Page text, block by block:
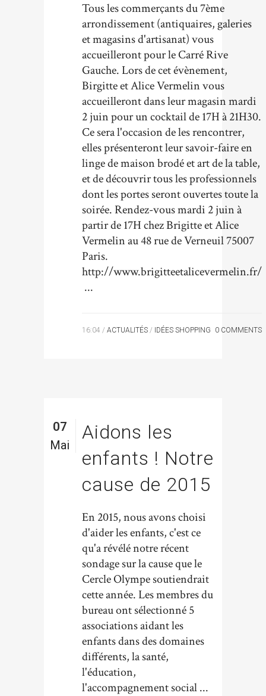
Tous les commerçants du 7ème
arrondissement (antiquaires, galeries
et magasins d'artisanat) vous
accueilleront pour le Carré Rive
Gauche. Lors de cet évènement,
Birgitte et Alice Vermelin vous
accueilleront dans leur magasin mardi
2 juin pour un cocktail de 17H à 21H30.
Ce sera l'occasion de les rencontrer,
elles présenteront leur savoir-faire en
linge de maison brodé et art de la table,
et de découvrir tous les professionnels
dont les portes seront ouvertes toute la
soirée. Rendez-vous mardi 2 juin à
partir de 17H chez Brigitte et Alice
Vermelin au 48 rue de Verneuil 75007
Paris.
http://www.brigitteetalicevermelin.fr/
...
16:04 / ACTUALITÉS / IDÉES SHOPPING 0 COMMENTS
07
Mai
Aidons les
enfants ! Notre
cause de 2015
En 2015, nous avons choisi
d'aider les enfants, c'est ce
qu'a révélé notre récent
sondage sur la cause que le
Cercle Olympe soutiendrait
cette année. Les membres du
bureau ont sélectionné 5
associations aidant les
enfants dans des domaines
différents, la santé,
l'éducation,
l'accompagnement social ...